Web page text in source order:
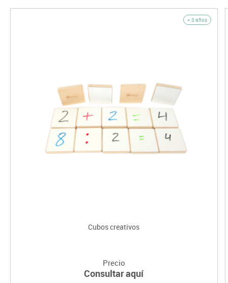
+ 3 años
Cubos creativos
Precio
Consultar aquí